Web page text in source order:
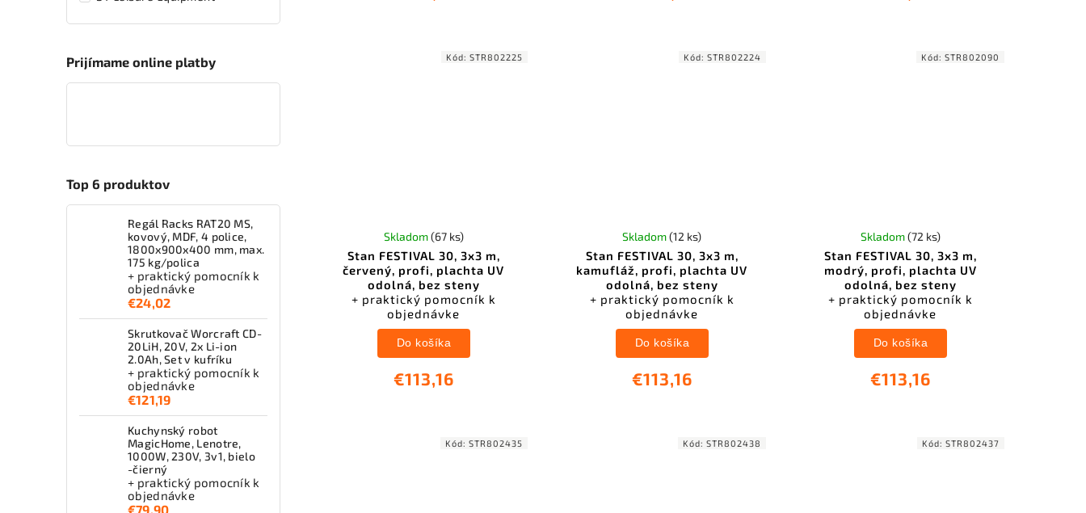
Prijímame online platby
Top 6 produktov
Regál Racks RAT20 MS,
kovový, MDF, 4 police,
1800x900x400 mm, max.
175 kg/polica
+ praktický pomocník k
objednávke
€24,02
Skrutkovač Worcraft CD-
20LiH, 20V, 2x Li-ion
2.0Ah, Set v kufríku
+ praktický pomocník k
objednávke
€121,19
Kuchynský robot
MagicHome, Lenotre,
1000W, 230V, 3v1, bielo
-čierný
+ praktický pomocník k
objednávke
€79,90
Stan FESTIVAL 30, 3x3 m,
červený, profi, plachta UV
odolná, bez steny
+ praktický pomocník k
objednávke
Skladom(67 ks)
€113,16
Do košíka
Kód:STR802225
Stan FESTIVAL 30, 3x3 m,
kamufláž, profi, plachta UV
odolná, bez steny
+ praktický pomocník k
objednávke
Skladom(12 ks)
€113,16
Do košíka
Kód:STR802224
Stan FESTIVAL 30, 3x3 m,
modrý, profi, plachta UV
odolná, bez steny
+ praktický pomocník k
objednávke
Skladom(72 ks)
€113,16
Do košíka
Kód:STR802090
Kód:STR802435 Kód:STR802438 Kód:STR802437